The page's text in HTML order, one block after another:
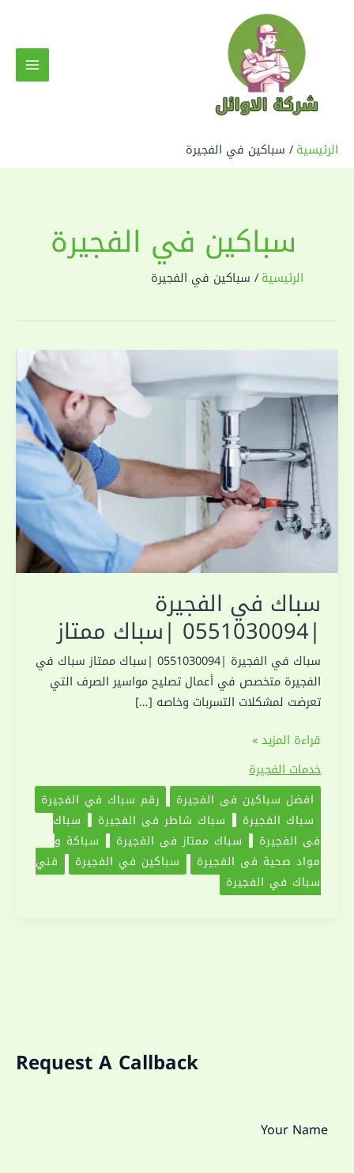
الرئيسية سباكين في الفجيرة
سباكين في الفجيرة
الرئيسية سباكين في الفجيرة
سباك في الفجيرة
|0551030094 |سباك ممتاز
سباك في الفجيرة |0551030094 |سباك ممتاز سباك في
الفجيرة متخصص في أعمال تصليح مواسير الصرف التي
تعرضت لمشكلات التسربات وخاصه […]
سباك
الفجيرة
|0551030094
سباك
ممتاز
قراءة المزيد »
خدمات الفجيرة
افضل سباكين في الفجيرة
رقم سباك في الفجيرة
سباك الفجيرة
سباك شاطر في الفجيرة
سباك
في الفجيرة
سباك ممتاز في الفجيرة
سباكة و
مواد صحية في الفجيرة
سباكين في الفجيرة
فني
سباك في الفجيرة
Request A Callback